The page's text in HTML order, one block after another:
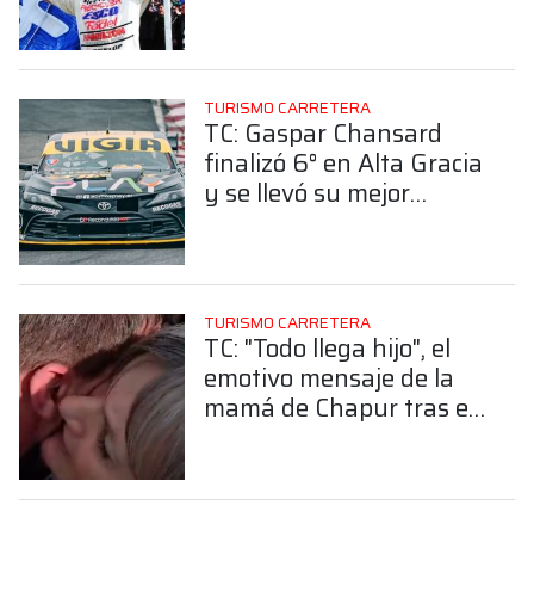
TURISMO CARRETERA
TC: Gaspar Chansard
finalizó 6° en Alta Gracia
y se llevó su mejor
TURISMO CARRETERA
TC: "Todo llega hijo", el
emotivo mensaje de la
mamá de Chapur tras el